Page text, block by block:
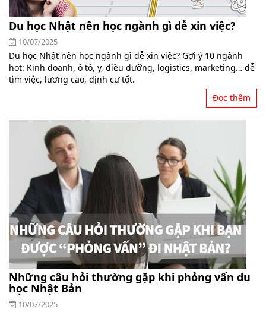
Du học Nhật nên học ngành gì dễ xin việc?
10/07/2025
Du học Nhật nên học ngành gì dễ xin việc? Gợi ý 10 ngành
hot: Kinh doanh, ô tô, y, điều dưỡng, logistics, marketing… dễ
tìm việc, lương cao, định cư tốt.
Đọc thêm
Những câu hỏi thường gặp khi phỏng vấn du
học Nhật Bản
10/07/2025